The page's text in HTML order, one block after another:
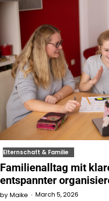
Elternschaft & Familie
Familienalltag mit
entspannter
by Maike March 5, 2026